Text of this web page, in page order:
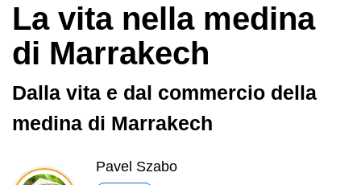
La vita nella medina
di Marrakech
Dalla vita e dal commercio della
medina di Marrakech
Pavel Szabo